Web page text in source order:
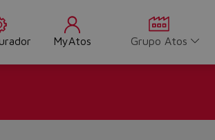
MyAtos Grupo Atos